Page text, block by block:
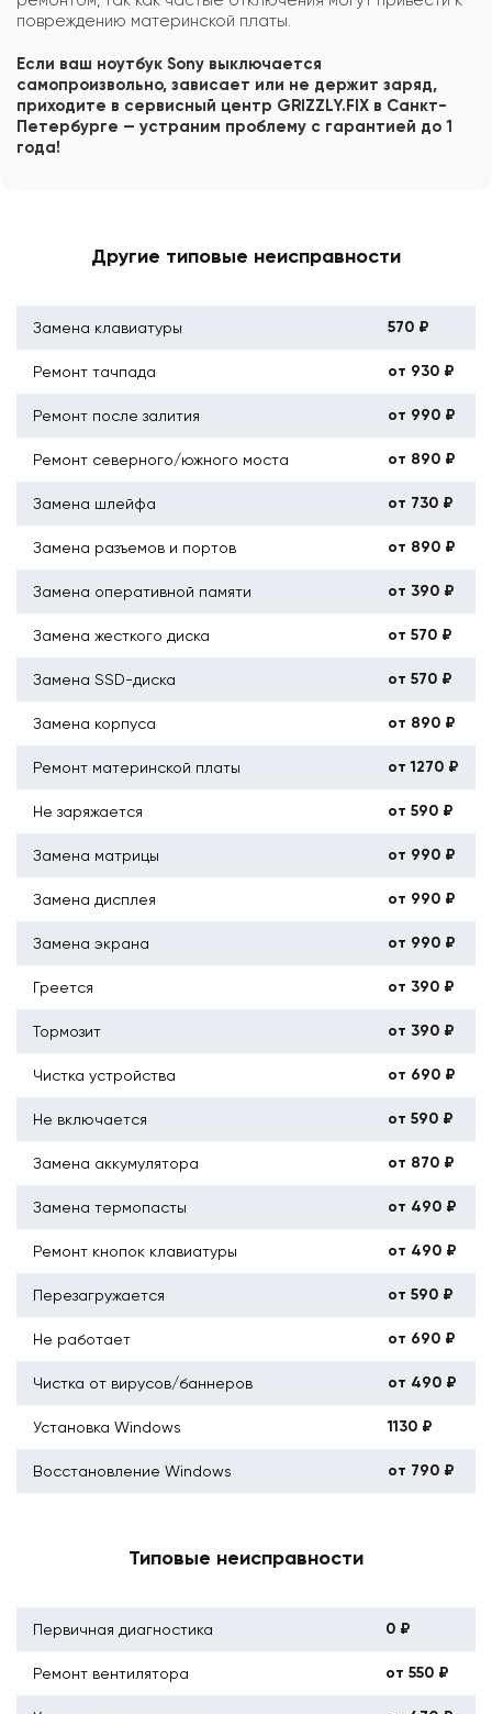
повреждению материнской платы.
Если ваш ноутбук Sony выключается
самопроизвольно, зависает или не держит заряд,
приходите в сервисный центр GRIZZLY.FIX в Санкт-
Петербурге — устраним проблему с гарантией до 1
года!
Другие типовые неисправности
Замена клавиатуры 570 ₽
Ремонт тачпада от 930 ₽
Ремонт после залития от 990 ₽
Ремонт северного/южного моста от 890 ₽
Замена шлейфа от 730 ₽
Замена разъемов и портов от 890 ₽
Замена оперативной памяти от 390 ₽
Замена жесткого диска от 570 ₽
Замена SSD-диска от 570 ₽
Замена корпуса от 890 ₽
Ремонт материнской платы от 1270 ₽
Не заряжается от 590 ₽
Замена матрицы от 990 ₽
Замена дисплея от 990 ₽
Замена экрана от 990 ₽
Греется от 390 ₽
Тормозит от 390 ₽
Чистка устройства от 690 ₽
Не включается от 590 ₽
Замена аккумулятора от 870 ₽
Замена термопасты от 490 ₽
Ремонт кнопок клавиатуры от 490 ₽
Перезагружается от 590 ₽
Не работает от 690 ₽
Чистка от вирусов/баннеров от 490 ₽
Установка Windows 1130 ₽
Восстановление Windows от 790 ₽
Типовые неисправности
Первичная диагностика 0 ₽
Ремонт вентилятора от 550 ₽